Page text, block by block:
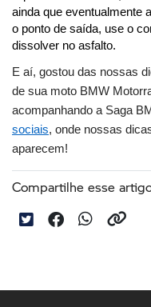
ainda que eventualmente
o ponto de saída, use o
dissolver no asfalto.
E aí, gostou das nossas
de sua moto BMW
acompanhando a Saga
sociais, onde nossas
aparecem!
Compartilhe esse